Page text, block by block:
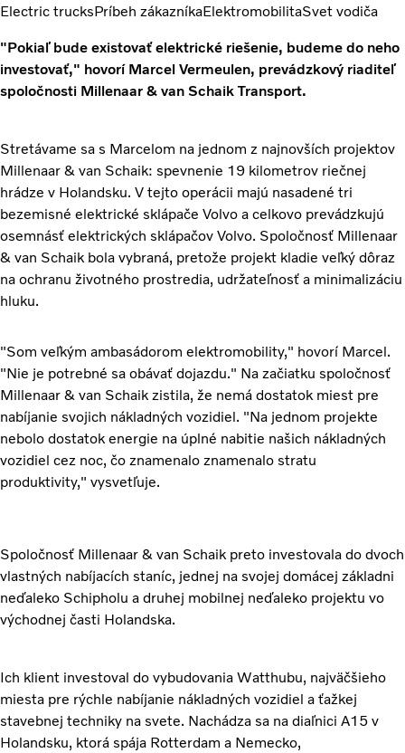
Electric trucksPríbeh zákazníkaElektromobilitaSvet vodiča
"Pokiaľ bude existovať elektrické riešenie, budeme do neho
investovať," hovorí Marcel Vermeulen, prevádzkový riaditeľ
spoločnosti Millenaar & van Schaik Transport.
Stretávame sa s Marcelom na jednom z najnovších projektov
Millenaar & van Schaik: spevnenie 19 kilometrov riečnej
hrádze v Holandsku. V tejto operácii majú nasadené tri
bezemisné elektrické sklápače Volvo a celkovo prevádzkujú
osemnásť elektrických sklápačov Volvo. Spoločnosť Millenaar
& van Schaik bola vybraná, pretože projekt kladie veľký dôraz
na ochranu životného prostredia, udržateľnosť a minimalizáciu
hluku.
"Som veľkým ambasádorom elektromobility," hovorí Marcel.
"Nie je potrebné sa obávať dojazdu." Na začiatku spoločnosť
Millenaar & van Schaik zistila, že nemá dostatok miest pre
nabíjanie svojich nákladných vozidiel. "Na jednom projekte
nebolo dostatok energie na úplné nabitie našich nákladných
vozidiel cez noc, čo znamenalo znamenalo stratu
produktivity," vysvetľuje.
Spoločnosť Millenaar & van Schaik preto investovala do dvoch
vlastných nabíjacích staníc, jednej na svojej domácej základni
neďaleko Schipholu a druhej mobilnej neďaleko projektu vo
východnej časti Holandska.
Ich klient investoval do vybudovania Watthubu, najväčšieho
miesta pre rýchle nabíjanie nákladných vozidiel a ťažkej
stavebnej techniky na svete. Nachádza sa na diaľnici A15 v
Holandsku, ktorá spája Rotterdam a Nemecko,